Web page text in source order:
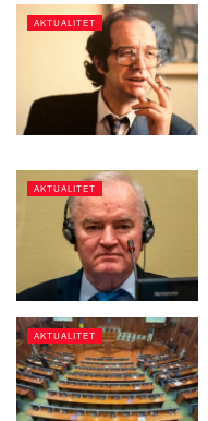
AKTUALITET
AKTUALITET
AKTUALITET